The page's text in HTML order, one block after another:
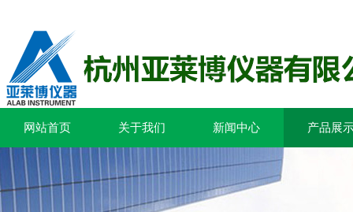
网站首页 关于我们 新闻中心 产品展